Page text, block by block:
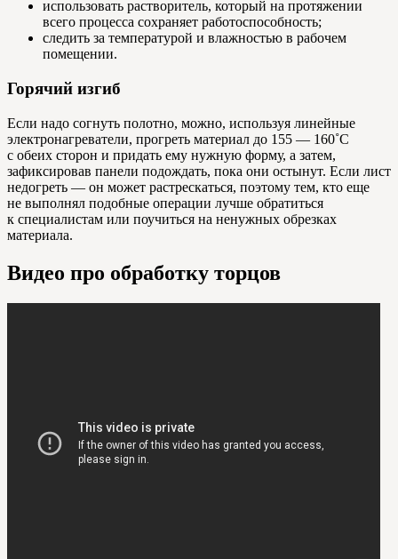
использовать растворитель, который на протяжении
всего процесса сохраняет работоспособность;
следить за температурой и влажностью в рабочем
помещении.
Горячий изгиб
Если надо согнуть полотно, можно, используя линейные
электронагреватели, прогреть материал до 155 — 160˚С
с обеих сторон и придать ему нужную форму, а затем,
зафиксировав панели подождать, пока они остынут. Если лист
недогреть — он может растрескаться, поэтому тем, кто еще
не выполнял подобные операции лучше обратиться
к специалистам или поучиться на ненужных обрезках
материала.
Видео про обработку торцов